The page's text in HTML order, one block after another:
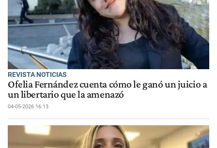
REVISTA NOTICIAS
Ofelia Fernández cuenta cómo le ganó un juicio a
un libertario que la amenazó
04-05-2026 16:13